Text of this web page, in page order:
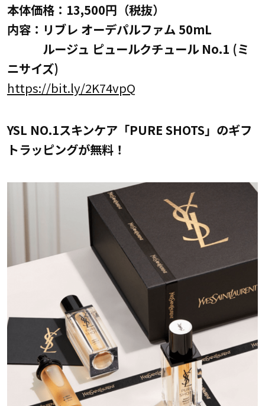
本体価格：13,500円（税抜）
内容：リブレ オーデパルファム 50mL
ルージュ ピュールクチュール No.1 (ミ
ニサイズ)
https://bit.ly/2K74vpQ
YSL NO.1スキンケア「PURE SHOTS」のギフ
トラッピングが無料！